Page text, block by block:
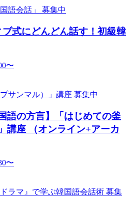
募集中
ブ式にどんどん話す！初級韓
〜
募集中
語の方言】「はじめての釜
講座 （オンライン+アーカ
〜
募集